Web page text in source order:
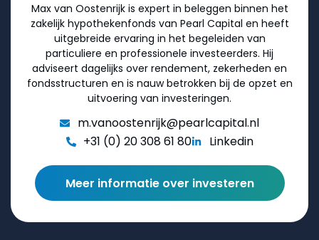
Max van Oostenrijk is expert in beleggen binnen het
zakelijk hypothekenfonds van Pearl Capital en heeft
uitgebreide ervaring in het begeleiden van
particuliere en professionele investeerders. Hij
adviseert dagelijks over rendement, zekerheden en
fondsstructuren en is nauw betrokken bij de opzet en
uitvoering van investeringen.
m.vanoostenrijk@pearlcapital.nl
+31 (0) 20 308 61 80
Linkedin
Meer informatie over investeren